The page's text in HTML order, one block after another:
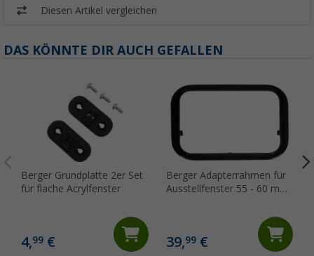
Diesen Artikel vergleichen
DAS KÖNNTE DIR AUCH GEFALLEN
Berger Grundplatte 2er Set
für flache Acrylfenster
4,99 €
Berger Adapterrahmen für
Ausstellfenster 55 - 60 mm
39,99€